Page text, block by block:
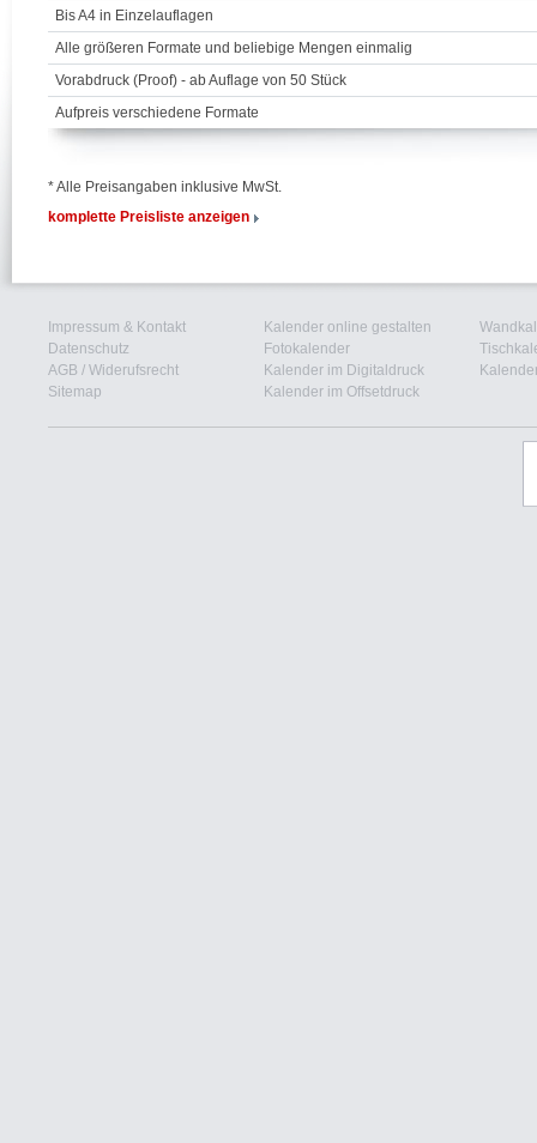
Bis A4 in Einzelauflagen
Alle größeren Formate und beliebige Mengen einmalig
Vorabdruck (Proof) - ab Auflage von 50 Stück
Aufpreis verschiedene Formate
* Alle Preisangaben inklusive MwSt.
komplette Preisliste anzeigen
Impressum & Kontakt
Datenschutz
AGB / Widerufsrecht
Sitemap
Kalender online gestalten
Fotokalender
Kalender im Digitaldruck
Kalender im Offsetdruck